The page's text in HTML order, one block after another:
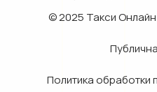
© 2025 Такси Онлайн
Политика